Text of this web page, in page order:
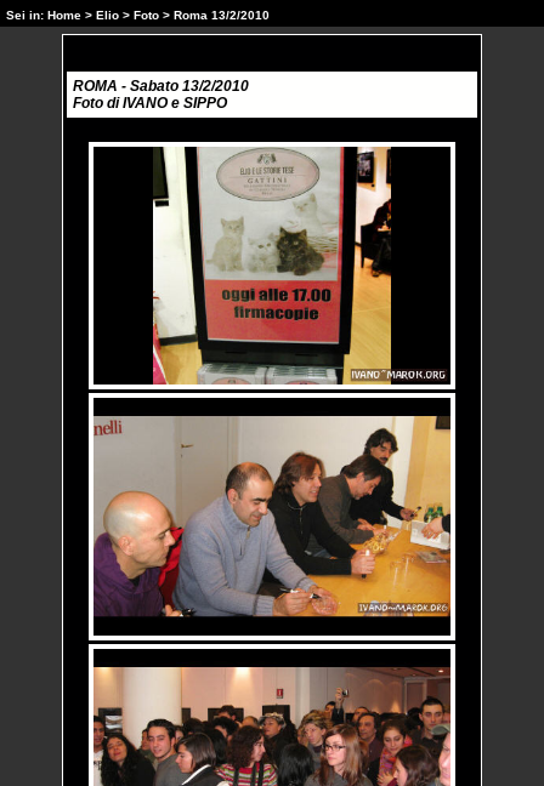
Sei in: Home > Elio > Foto > Roma 13/2/2010
ROMA - Sabato 13/2/2010
Foto di IVANO e SIPPO